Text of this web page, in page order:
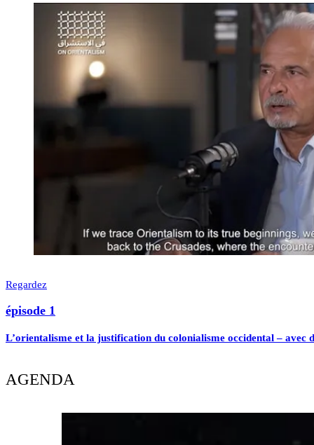
Regardez
épisode 1
L’orientalisme et la justification du colonialisme occidental – avec
AGENDA